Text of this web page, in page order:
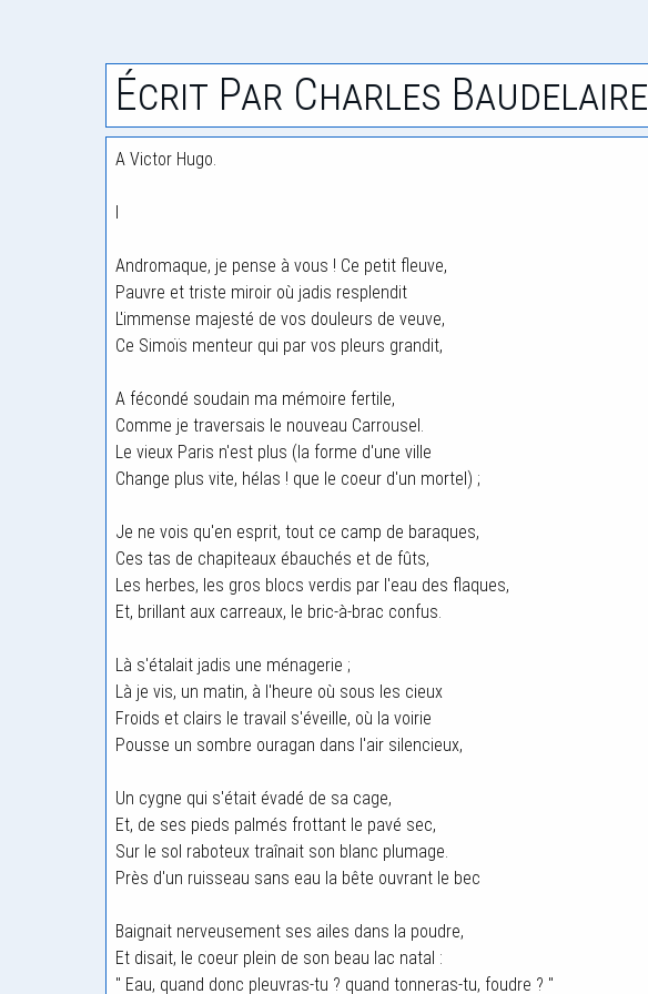
Écrit Par Charles Baudelaire
A Victor Hugo.
I
Andromaque, je pense à vous ! Ce petit fleuve,
Pauvre et triste miroir où jadis resplendit
L'immense majesté de vos douleurs de veuve,
Ce Simoïs menteur qui par vos pleurs grandit,
A fécondé soudain ma mémoire fertile,
Comme je traversais le nouveau Carrousel.
Le vieux Paris n'est plus (la forme d'une ville
Change plus vite, hélas ! que le coeur d'un mortel) ;
Je ne vois qu'en esprit, tout ce camp de baraques,
Ces tas de chapiteaux ébauchés et de fûts,
Les herbes, les gros blocs verdis par l'eau des flaques,
Et, brillant aux carreaux, le bric-à-brac confus.
Là s'étalait jadis une ménagerie ;
Là je vis, un matin, à l'heure où sous les cieux
Froids et clairs le travail s'éveille, où la voirie
Pousse un sombre ouragan dans l'air silencieux,
Un cygne qui s'était évadé de sa cage,
Et, de ses pieds palmés frottant le pavé sec,
Sur le sol raboteux traînait son blanc plumage.
Près d'un ruisseau sans eau la bête ouvrant le bec
Baignait nerveusement ses ailes dans la poudre,
Et disait, le coeur plein de son beau lac natal :
" Eau, quand donc pleuvras-tu ? quand tonneras-tu, foudre ? "